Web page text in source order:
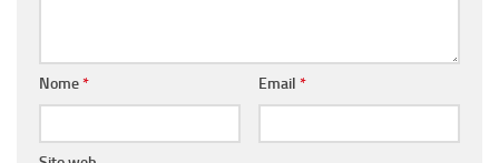
Nome* Email *